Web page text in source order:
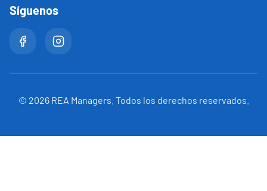
Síguenos
© 2026REA Managers. Todos los derechos reservados.